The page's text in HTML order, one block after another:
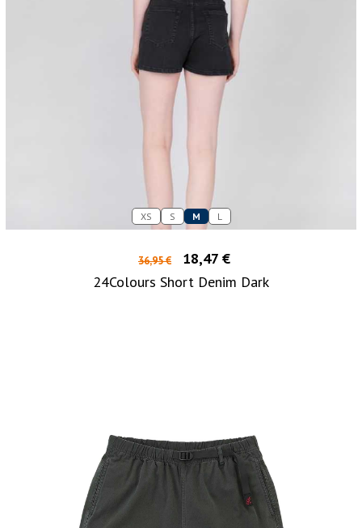
XS S M L
36,95 €
18,47 €
24Colours Short Denim Dark